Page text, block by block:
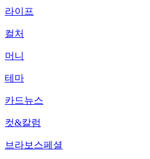
라이프
컬처
머니
테마
카드뉴스
컷&칼럼
브라보스페셜